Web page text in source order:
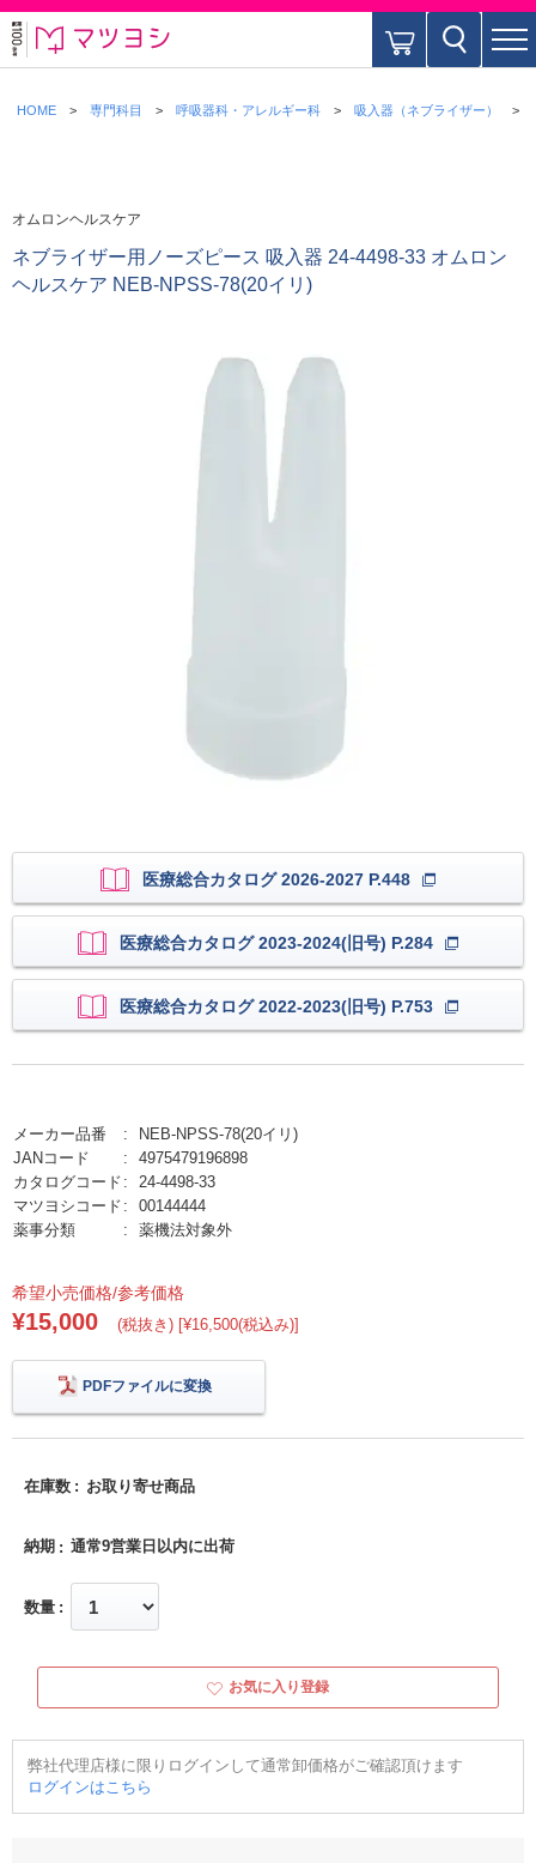
HOME 専門科目 呼吸器科・アレルギー科 吸入器（ネブライザー）
オムロンヘルスケア
ネブライザー用ノーズピース 吸入器 24-4498-33 オムロン
ヘルスケア NEB-NPSS-78(20イリ)
医療総合カタログ 2026-2027 P.448
医療総合カタログ 2023-2024(旧号) P.284
医療総合カタログ 2022-2023(旧号) P.753
メーカー品番
NEB-NPSS-78(20イリ)
JANコード
4975479196898
カタログコード
24-4498-33
マツヨシコード
00144444
薬事分類
薬機法対象外
希望小売価格/参考価格
¥15,000 (税抜き) [¥16,500(税込み)]
PDFファイルに変換
在庫数 お取り寄せ商品
納期 通常9営業日以内に出荷
数量
お気に入り登録
弊社代理店様に限りログインして通常卸価格がご確認頂けます
ログインはこちら